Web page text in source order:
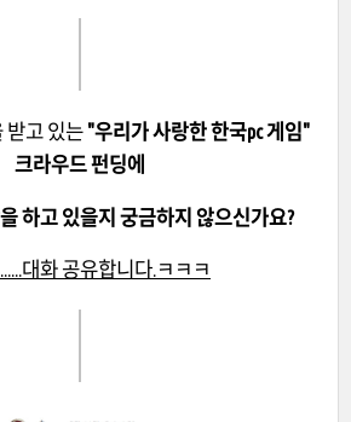
받고 있는 "우리가 사랑한 한국pc 게임"
크라우드 펀딩에
하고 있을지 궁금하지 않으신가요?
대화 공유합니다.ㅋㅋㅋ